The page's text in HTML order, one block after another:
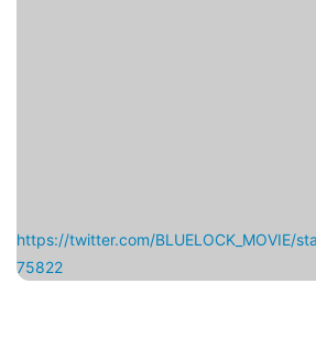
https://twitter.com/BLUELOCK_MOVIE/
75822